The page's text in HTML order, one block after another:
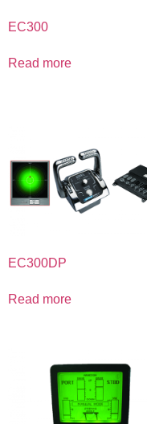
EC300
Read more
EC300DP
Read more